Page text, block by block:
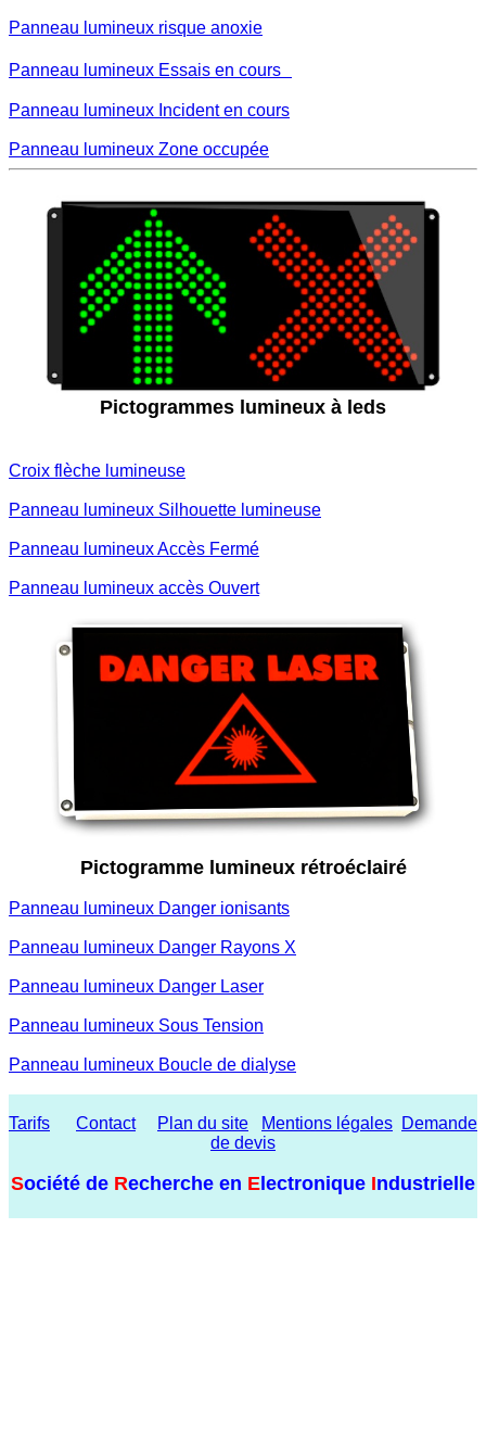
Panneau lumineux risque anoxie
Panneau lumineux Essais en cours
Panneau lumineux Incident en cours
Panneau lumineux Zone occupée
Pictogrammes lumineux à leds
Croix flèche lumineuse
Panneau lumineux Silhouette lumineuse
Panneau lumineux Accès Fermé
Panneau lumineux accès Ouvert
Pictogramme lumineux rétroéclairé
Panneau lumineux Danger ionisants
Panneau lumineux Danger Rayons X
Panneau lumineux Danger Laser
Panneau lumineux Sous Tension
Panneau lumineux Boucle de dialyse
Tarifs Contact Plan du site Mentions légales Demande
de devis
Société de Recherche en E lectronique Industrielle